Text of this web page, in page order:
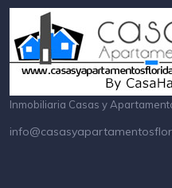
Inmobiliaria Casas y